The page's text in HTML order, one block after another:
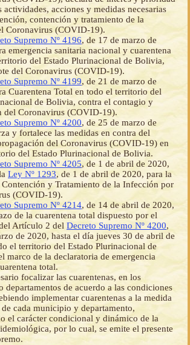
actividades, acciones y medidas necesarias
contención y tratamiento de la
Coronavirus (COVID-19).
Supremo Nº 4196, de 17 de marzo de
emergencia sanitaria nacional y cuarentena
del Estado Plurinacional de Bolivia,
del Coronavirus (COVID-19).
Supremo Nº 4199, de 21 de marzo de
Cuarentena Total en todo el territorio del
de Bolivia, contra el contagio y
del Coronavirus (COVID-19).
Supremo Nº 4200, de 25 de marzo de
y fortalece las medidas en contra del
del Coronavirus (COVID-19) en
del Estado Plurinacional de Bolivia.
Supremo Nº 4205, de 1 de abril de 2020,
Ley Nº 1293, de 1 de abril de 2020, para la
y Tratamiento de la Infección por
(COVID-19).
Supremo Nº 4214, de 14 de abril de 2020,
de la cuarentena total dispuesto por el
Artículo 2 del Decreto Supremo Nº 4200,
de 2020, hasta el día jueves 30 de abril de
el territorio del Estado Plurinacional de
marco de la declaratoria de emergencia
total.
focalizar las cuarentenas, en los
departamentos de acuerdo a las condiciones
implementar cuarentenas a la medida
cada municipio y departamento,
el carácter condicional y dinámico de la
por lo cual, se emite el presente